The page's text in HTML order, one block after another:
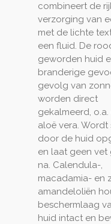
combineert de
verzorging van
met de lichte
een fluid. De
geworden huid
branderige
gevolg van
worden direct
gekalmeerd,
aloë vera. Wordt
door de huid
en laat geen vet
na. Calendula-,
macadamia- en
amandeloliën
beschermlaag
huid intact en